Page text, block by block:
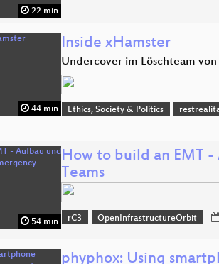
22 min
44 min
Inside xHamster
Undercover im Löschteam
Ethics, Society & Politics
54 min
How to build an EMT -
Teams
rC3 OpenInfrastructureOrbit
phyphox: Using